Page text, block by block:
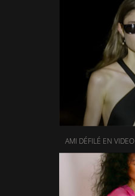
AMI DÉFILÉ EN VIDEO